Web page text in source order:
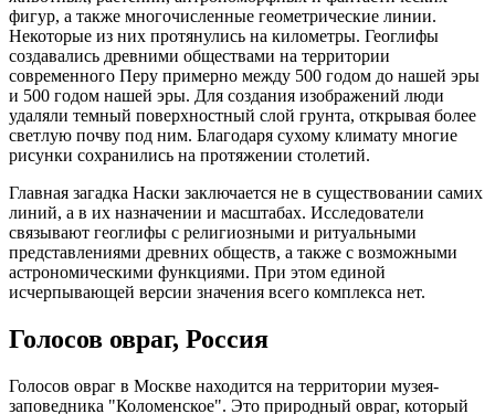
фигур, а также многочисленные геометрические линии.
Некоторые из них протянулись на километры. Геоглифы
создавались древними обществами на территории
современного Перу примерно между 500 годом до нашей эры
и 500 годом нашей эры. Для создания изображений люди
удаляли темный поверхностный слой грунта, открывая более
светлую почву под ним. Благодаря сухому климату многие
рисунки сохранились на протяжении столетий.
Главная загадка Наски заключается не в существовании самих
линий, а в их назначении и масштабах. Исследователи
связывают геоглифы с религиозными и ритуальными
представлениями древних обществ, а также с возможными
астрономическими функциями. При этом единой
исчерпывающей версии значения всего комплекса нет.
Голосов овраг, Россия
Голосов овраг в Москве находится на территории музея-
заповедника "Коломенское". Это природный овраг, который